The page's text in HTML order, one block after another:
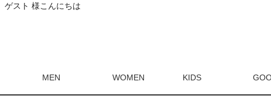
ゲスト 様こんにちは
MEN WOMEN KIDS